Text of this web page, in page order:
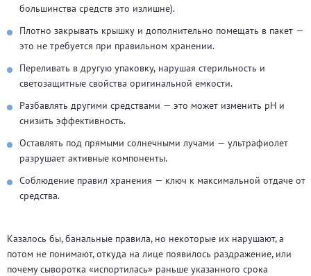
большинства средств это излишне).
Плотно закрывать крышку и дополнительно помещать в пакет —
это не требуется при правильном хранении.
Переливать в другую упаковку, нарушая стерильность и
светозащитные свойства оригинальной емкости.
Разбавлять другими средствами — это может изменить pH и
снизить эффективность.
Оставлять под прямыми солнечными лучами — ультрафиолет
разрушает активные компоненты.
Соблюдение правил хранения — ключ к максимальной отдаче от
средства.
Казалось бы, банальные правила, но некоторые их нарушают, а
потом не понимают, откуда на лице появилось раздражение, или
почему сыворотка «испортилась» раньше указанного срока